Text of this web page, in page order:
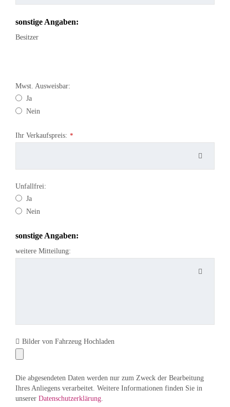
sonstige Angaben:
Besitzer
Mwst. Ausweisbar:
Ja
Nein
Ihr Verkaufspreis: *
Unfallfrei:
Ja
Nein
sonstige Angaben:
weitere Mitteilung:
Bilder von Fahrzeug Hochladen
Die abgesendeten Daten werden nur zum Zweck der Bearbeitung
Ihres Anliegens verarbeitet. Weitere Informationen finden Sie in
unserer Datenschutzerklärung.